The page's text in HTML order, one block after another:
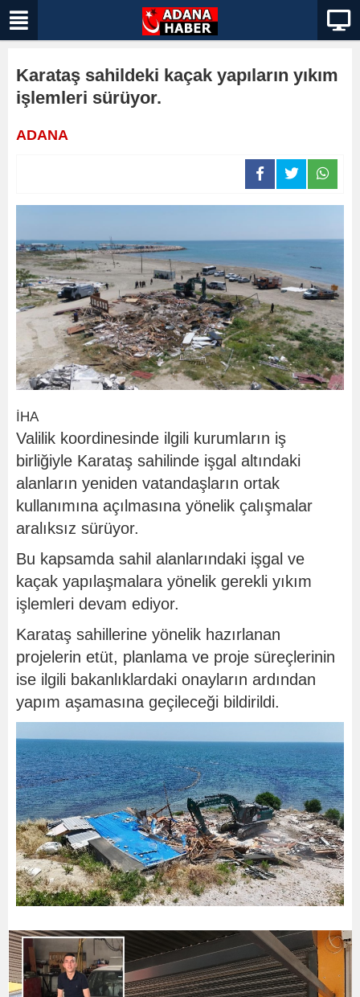
Karataş sahildeki kaçak yapıların yıkım
işlemleri sürüyor.
ADANA
İHA
Valilik koordinesinde ilgili kurumların iş
birliğiyle Karataş sahilinde işgal altındaki
alanların yeniden vatandaşların ortak
kullanımına açılmasına yönelik çalışmalar
aralıksız sürüyor.
Bu kapsamda sahil alanlarındaki işgal ve
kaçak yapılaşmalara yönelik gerekli yıkım
işlemleri devam ediyor.
Karataş sahillerine yönelik hazırlanan
projelerin etüt, planlama ve proje süreçlerinin
ise ilgili bakanlıklardaki onayların ardından
yapım aşamasına geçileceği bildirildi.